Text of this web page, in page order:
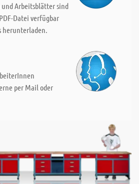
Arbeitsblätter sind
Datei verfügbar
herunterladen.
per Mail oder